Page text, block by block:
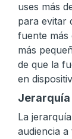
uses más
para evitar
fuente
más
de que la
en
Jerarquía
La
audiencia